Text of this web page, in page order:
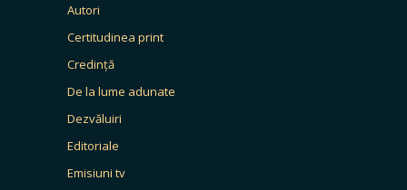
Autori
Certitudinea print
Credință
De la lume adunate
Dezvăluiri
Editoriale
Emisiuni tv